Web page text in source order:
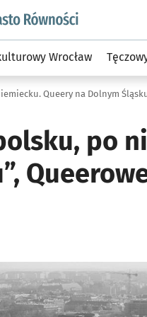
podserwis:
Wrocław
po